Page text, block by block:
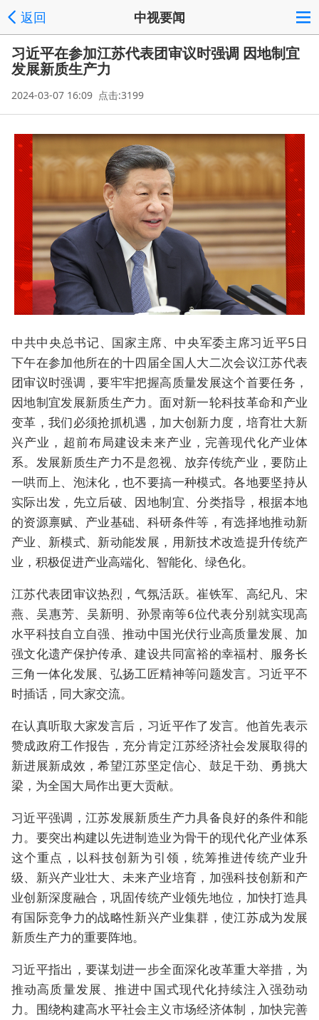
返回 中视要闻
习近平在参加江苏代表团审议时强调 因地制宜
发展新质生产力
2024-03-07 16:09 点击:3199
中共中央总书记、国家主席、中央军委主席习近平5日
下午在参加他所在的十四届全国人大二次会议江苏代表
团审议时强调，要牢牢把握高质量发展这个首要任务，
因地制宜发展新质生产力。面对新一轮科技革命和产业
变革，我们必须抢抓机遇，加大创新力度，培育壮大新
兴产业，超前布局建设未来产业，完善现代化产业体
系。发展新质生产力不是忽视、放弃传统产业，要防止
一哄而上、泡沫化，也不要搞一种模式。各地要坚持从
实际出发，先立后破、因地制宜、分类指导，根据本地
的资源禀赋、产业基础、科研条件等，有选择地推动新
产业、新模式、新动能发展，用新技术改造提升传统产
业，积极促进产业高端化、智能化、绿色化。
江苏代表团审议热烈，气氛活跃。崔铁军、高纪凡、宋
燕、吴惠芳、吴新明、孙景南等6位代表分别就实现高
水平科技自立自强、推动中国光伏行业高质量发展、加
强文化遗产保护传承、建设共同富裕的幸福村、服务长
三角一体化发展、弘扬工匠精神等问题发言。习近平不
时插话，同大家交流。
在认真听取大家发言后，习近平作了发言。他首先表示
赞成政府工作报告，充分肯定江苏经济社会发展取得的
新进展新成效，希望江苏坚定信心、鼓足干劲、勇挑大
梁，为全国大局作出更大贡献。
习近平强调，江苏发展新质生产力具备良好的条件和能
力。要突出构建以先进制造业为骨干的现代化产业体系
这个重点，以科技创新为引领，统筹推进传统产业升
级、新兴产业壮大、未来产业培育，加强科技创新和产
业创新深度融合，巩固传统产业领先地位，加快打造具
有国际竞争力的战略性新兴产业集群，使江苏成为发展
新质生产力的重要阵地。
习近平指出，要谋划进一步全面深化改革重大举措，为
推动高质量发展、推进中国式现代化持续注入强劲动
力。围绕构建高水平社会主义市场经济体制，加快完善